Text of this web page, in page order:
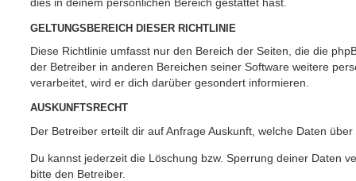
dies in deinem persönlichen Bereich gestattet hast.
GELTUNGSBEREICH DIESER RICHTLINIE
Diese Richtlinie umfasst nur den Bereich der Seiten, die die
der Betreiber in anderen Bereichen seiner Software weitere
verarbeitet, wird er dich darüber gesondert informieren.
AUSKUNFTSRECHT
Der Betreiber erteilt dir auf Anfrage Auskunft, welche Daten
Du kannst jederzeit die Löschung bzw. Sperrung deiner Daten
bitte den Betreiber.